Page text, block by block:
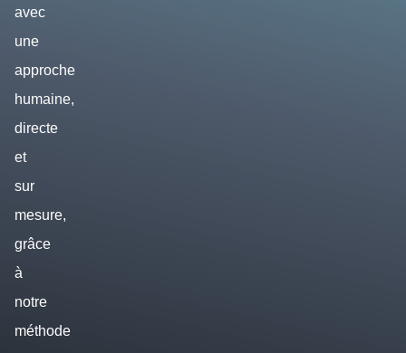
avec
une
approche
humaine,
directe
et
sur
mesure,
grâce
à
notre
méthode